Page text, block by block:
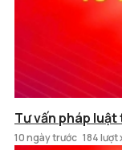
Tư vấn pháp
10 ngày trước 184 lượt